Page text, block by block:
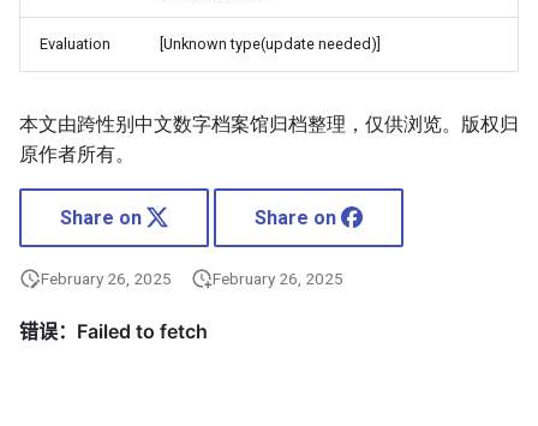
Evaluation [Unknown type(update needed)]
本文由跨性别中文数字档案馆归档整理，仅供浏览。版权归
原作者所有。
Share on Share on
February 26, 2025 February 26, 2025